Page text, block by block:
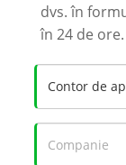
dvs. în
în 24 de ore.